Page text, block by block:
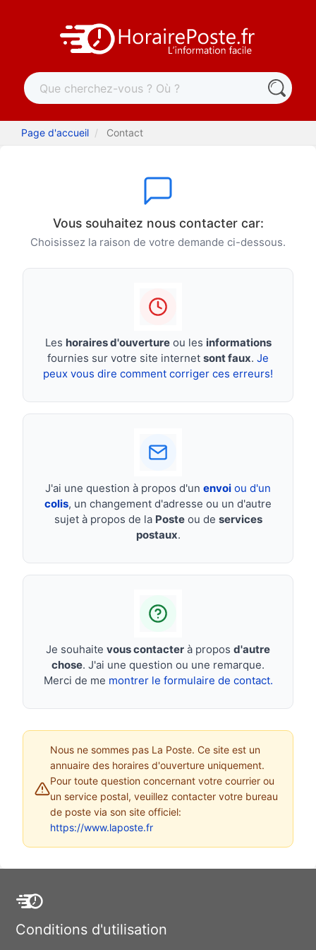
Page d'accueil Contact
Vous souhaitez nous contacter car:
Choisissez la raison de votre demande ci-dessous.
Les horaires d'ouvertureou les informations
fournies sur votre site internet sont faux. Je
peux vous dire comment corriger ces erreurs!
J'ai une question à propos d'un envoi ou d'un
colis, un changement d'adresse ou un d'autre
sujet à propos de la Posteou de services
postaux.
Je souhaite vous contacter à propos d'autre
chose. J'ai une question ou une remarque.
Merci de me montrer le formulaire de contact.
Nous ne sommes pas La Poste. Ce site est un
annuaire des horaires d'ouverture uniquement.
Pour toute question concernant votre courrier ou
un service postal, veuillez contacter votre bureau
de poste via son site officiel:
https://www.laposte.fr
Conditions d'utilisation